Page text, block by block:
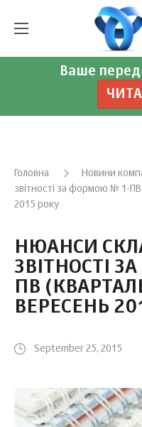
Ваше
Головна Новини
звітності за формою № 1-ПВ
2015 року
НЮАНСИ
ЗВІТНОСТІ
ПВ
ВЕРЕСЕНЬ
September 25, 2015